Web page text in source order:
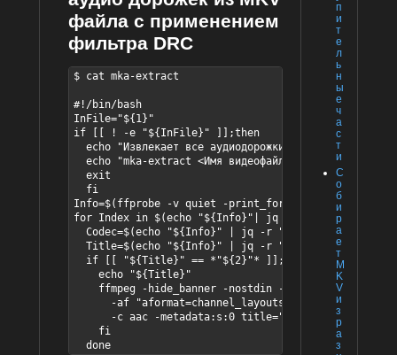
п
и
т
е
л
ь
н
ы
е
ч
а
с
т
и
С
о
б
и
р
а
е
т
M
K
V
и
з
р
а
з
файла с применением
фильтра DRC
$ cat mka-extract
#!/bin/bash
InFile="${1}"
if [[ ! -e "${InFile}" ]];then
echo "Извлекает все аудиодорожки из MKV и
echo "mka-extract <Имя видеофайла.mkv> [Маска
  exit
  fi
Info=$(ffprobe -v quiet -print_format json -
for Index in $(echo "${Info}"| jq -r ".streams[] |
Codec=$(echo "${Info}" | jq -r ".streams[] |
Title=$(echo "${Info}" | jq -r ".streams[] |
  if [[ "${Title}" == *"${2}"* ]]; then
    echo "${Title}"
ffmpeg -hide_banner -nostdin -i "${InFile}" -
-af
-c aac -metadata:s:0 title="${Title} [DRC]"
    fi
  done